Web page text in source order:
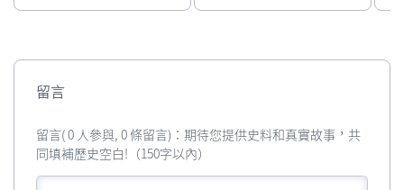
留言
留言( 0 人參與, 0 條留言)：期待您提供史料和真實故事，共
同填補歷史空白!（150字以內）